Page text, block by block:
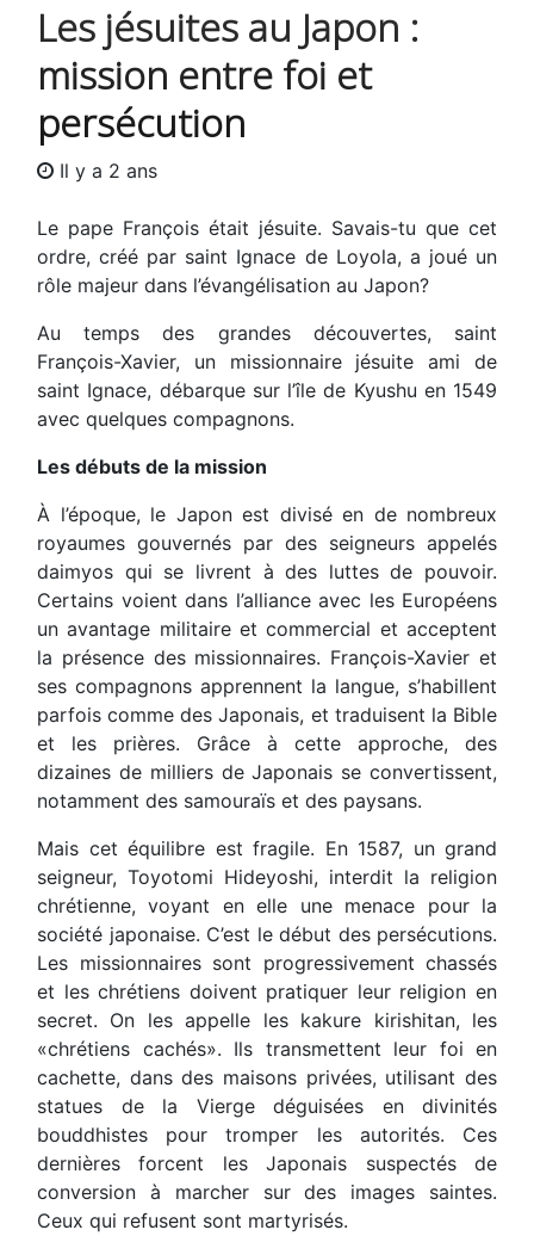
Les jésuites au Japon :
mission entre foi et
persécution
Il y a 2 ans
Le pape François était jésuite. Savais-tu que cet
ordre, créé par saint Ignace de Loyola, a joué un
rôle majeur dans l’évangélisation au Japon?
Au temps des grandes découvertes, saint
François-Xavier, un missionnaire jésuite ami de
saint Ignace, débarque sur l’île de Kyushu en 1549
avec quelques compagnons.
Les débuts de la mission
À l’époque, le Japon est divisé en de nombreux
royaumes gouvernés par des seigneurs appelés
daimyos qui se livrent à des luttes de pouvoir.
Certains voient dans l’alliance avec les Européens
un avantage militaire et commercial et acceptent
la présence des missionnaires. François-Xavier et
ses compagnons apprennent la langue, s’habillent
parfois comme des Japonais, et traduisent la Bible
et les prières. Grâce à cette approche, des
dizaines de milliers de Japonais se convertissent,
notamment des samouraïs et des paysans.
Mais cet équilibre est fragile. En 1587, un grand
seigneur, Toyotomi Hideyoshi, interdit la religion
chrétienne, voyant en elle une menace pour la
société japonaise. C’est le début des persécutions.
Les missionnaires sont progressivement chassés
et les chrétiens doivent pratiquer leur religion en
secret. On les appelle les kakure kirishitan, les
«chrétiens cachés». Ils transmettent leur foi en
cachette, dans des maisons privées, utilisant des
statues de la Vierge déguisées en divinités
bouddhistes pour tromper les autorités. Ces
dernières forcent les Japonais suspectés de
conversion à marcher sur des images saintes.
Ceux qui refusent sont martyrisés.